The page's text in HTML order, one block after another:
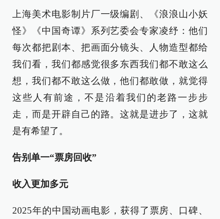
上海美术电影制片厂一级编剧、《浪浪山小妖
怪》《中国奇谭》系列艺委会专家凌纾：他们
每次都把剧本、把画面分镜头、人物造型都给
我们看，我们都感觉很多东西我们都不敢这么
想，我们都不敢这么做，他们都敢做，就觉得
这些人有前途，不是沿着我们的老路一步步
走，而是开辟自己的路。这就是进步了，这就
是有希望了。
告别单一“票房回收”
收入更加多元
2025年的中国动画电影，获得了票房、口碑、